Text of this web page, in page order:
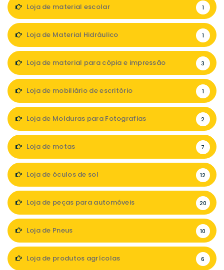
Loja de material escolar 1
Loja de Material Hidráulico 1
Loja de material para cópia e impressão 3
Loja de mobiliário de escritório 1
Loja de Molduras para Fotografias 2
Loja de motas 7
Loja de óculos de sol 12
Loja de peças para automóveis 20
Loja de Pneus 10
Loja de produtos agrícolas 6